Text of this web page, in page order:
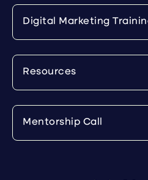
Digital Marketing
Resources
Mentorship Call